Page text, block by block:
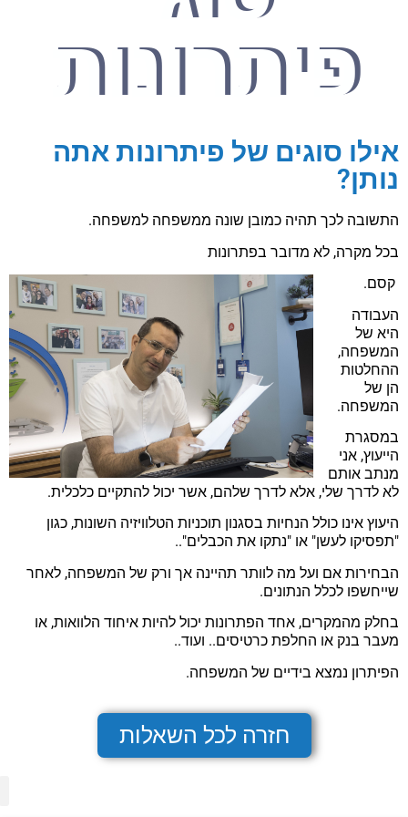
פיתרונות
אילו סוגים של פיתרונות אתה
נותן?
התשובה לכך תהיה כמובן שונה ממשפחה למשפחה.
בכל מקרה, לא מדובר בפתרונות
קסם.
העבודה
היא של
המשפחה,
ההחלטות
הן של
המשפחה.
במסגרת
הייעוץ, אני
מנתב אותם
לא לדרך שלי, אלא לדרך שלהם, אשר יכול להתקיים כלכלית.
היעוץ אינו כולל הנחיות בסגנון תוכניות הטלוויזיה השונות, כגון
"תפסיקו לעשן" או "נתקו את הכבלים"..
הבחירות אם ועל מה לוותר תהיינה אך ורק של המשפחה, לאחר
שייחשפו לכלל הנתונים.
בחלק מהמקרים, אחד הפתרונות יכול להיות איחוד הלוואות, או
מעבר בנק או החלפת כרטיסים.. ועוד..
הפיתרון נמצא בידיים של המשפחה.
חזרה לכל השאלות